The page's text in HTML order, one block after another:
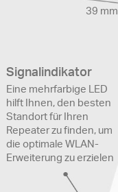
39 mm
Signalindikator
Eine mehrfarbige LED
hilft Ihnen, den besten
Standort für Ihren
Repeater zu finden, um
die optimale WLAN-
Erweiterung zu erzielen